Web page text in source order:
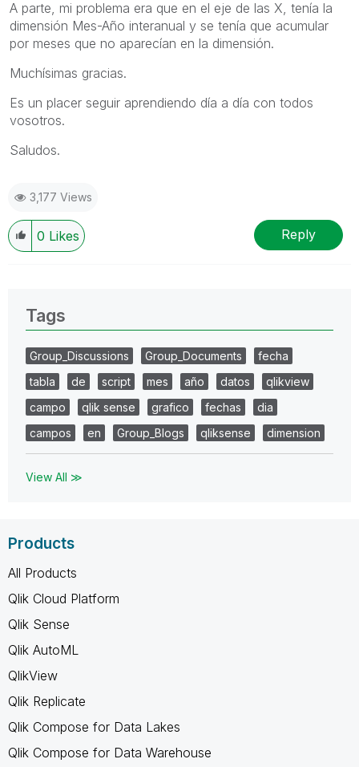
A parte, mi problema era que en el eje de las X, tenía la
dimensión Mes-Año interanual y se tenía que acumular
por meses que no aparecían en la dimensión.
Muchísimas gracias.
Es un placer seguir aprendiendo día a día con todos
vosotros.
Saludos.
3,177 Views
0 Likes Reply
Tags
Group_Discussions Group_Documents
fecha
tabla
de script mes año datos
qlikview
campo
qlik sense grafico fechas
dia
campos
en Group_Blogs qliksense dimension
View All ≫
Products
All Products
Qlik Cloud Platform
Qlik Sense
Qlik AutoML
QlikView
Qlik Replicate
Qlik Compose for Data Lakes
Qlik Compose for Data Warehouse